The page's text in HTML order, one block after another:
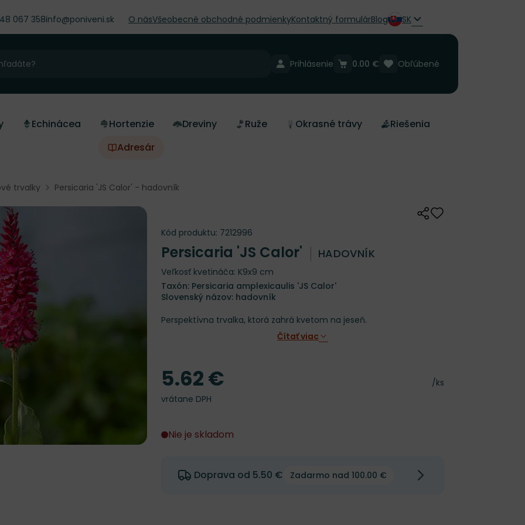
067 358info@poniveni.sk O násVšeobecné obchodné podmienkyKontaktný formulárBlog SK
Prihlásenie Obľúbené
0.00 €
Echinácea Hortenzie Dreviny Ruže Okrasné trávy
Riešenia
Adresár
trvalky Persicaria 'JS Calor' - hadovník
ZdieľaťOdober do
Kód produktu: 7212996
Persicaria 'JS Calor' HADOVNÍK
Veľkosť kvetináča: K9x9 cm
Taxón: Persicaria amplexicaulis 'JS Calor'
Slovenský názov: hadovník
Perspektívna trvalka, ktorá zahrá kvetom na jeseň.
Čítať viac
Cena za kus
/ks
Cena
5.62 €
vrátane DPH
Nie je skladom
Doprava od 5.50 € Zadarmo nad 100.00 €